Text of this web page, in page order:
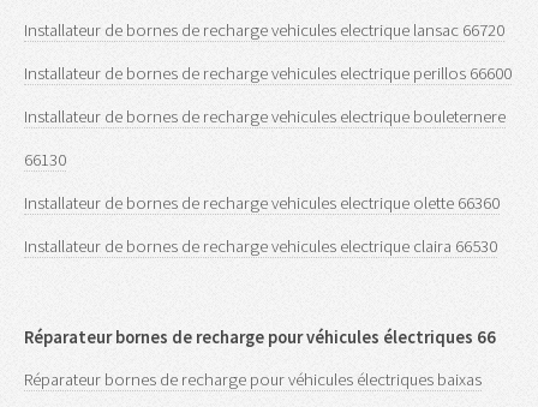
Installateur de bornes de recharge vehicules electrique lansac 66720
Installateur de bornes de recharge vehicules electrique perillos 66600
Installateur de bornes de recharge vehicules electrique bouleternere
66130
Installateur de bornes de recharge vehicules electrique olette 66360
Installateur de bornes de recharge vehicules electrique claira 66530
Réparateur bornes de recharge pour véhicules électriques 66
Réparateur bornes de recharge pour véhicules électriques baixas